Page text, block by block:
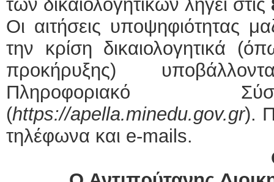
των δικαιολογητικών λήγει στις
Οι αιτήσεις υποψηφιότητας
την κρίση δικαιολογητικά
προκήρυξης)
Πληροφοριακό
(https://apella.minedu.gov.gr).
τηλέφωνα και e-mails.